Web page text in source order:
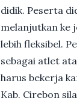
didik. Peserta
melanjutkan ke
lebih fleksibel.
sebagai atlet
harus bekerja
Kab. Cirebon